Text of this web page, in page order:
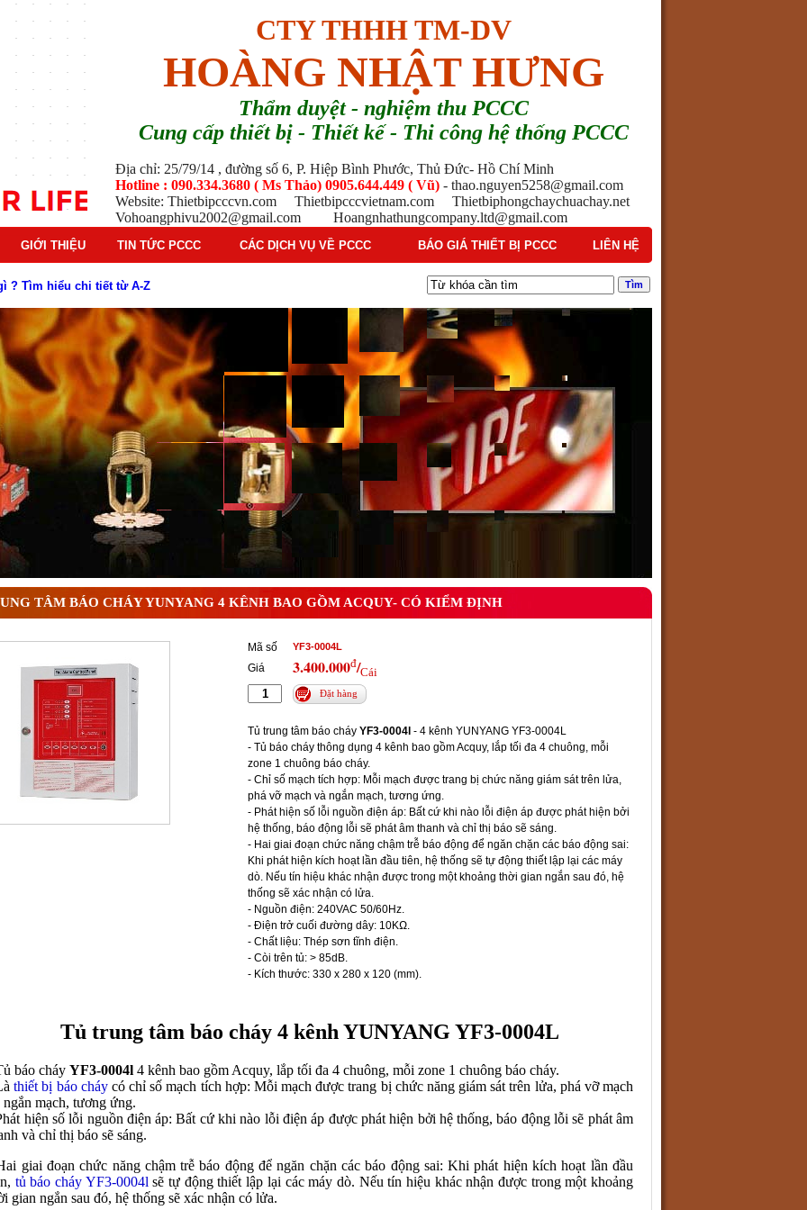
CTY THHH TM-DV
HOÀNG NHẬT HƯNG
Thẩm duyệt - nghiệm thu PCCC
Cung cấp thiết bị - Thiết kế - Thi công hệ thống PCCC
Địa chỉ: 25/79/14 , đường số 6, P. Hiệp Bình Phước, Thủ Đức- Hồ Chí Minh
Hotline : 090.334.3680 ( Ms Thảo) 0905.644.449 ( Vũ) - thao.nguyen5258@gmail.com
Website: Thietbipcccvn.com Thietbipcccvietnam.com Thietbiphongchaychuachay.net
Vohoangphivu2002@gmail.com Hoangnhathungcompany.ltd@gmail.com
GIỚI THIỆU TIN TỨC PCCC CÁC DỊCH VỤ VỀ PCCC BÁO GIÁ THIẾT BỊ PCCC LIÊN HỆ
báo cháy Hochiki cho công trình
động của báo cháy Horing
báo cháy Horing hiện nay
phổ biến trên thị trường
tác dụng gì trong tình huống khẩn cấp hiệu quả
trong hệ thống sprinkler tự động
nguyên lý hoạt động và ứng dụng thực tế
và nguyên lý hoạt động chi tiết
? Tìm hiểu chi tiết từ A-Z
TÂM BÁO CHÁY YUNYANG 4 KÊNH BAO GỒM ACQUY- CÓ KIỂM ĐỊNH
Mã số YF3-0004L
Giá 3.400.000đ/Cái
Đặt hàng
Tủ trung tâm báo cháy YF3-0004l - 4 kênh YUNYANG YF3-0004L
- Tủ báo cháy thông dụng 4 kênh bao gồm Acquy, lắp tối đa 4 chuông, mỗi
zone 1 chuông báo cháy.
- Chỉ số mạch tích hợp: Mỗi mạch được trang bị chức năng giám sát trên lửa,
phá vỡ mạch và ngắn mạch, tương ứng.
- Phát hiện số lỗi nguồn điện áp: Bất cứ khi nào lỗi điện áp được phát hiện bởi
hệ thống, báo động lỗi sẽ phát âm thanh và chỉ thị báo sẽ sáng.
- Hai giai đoạn chức năng chậm trễ báo động để ngăn chặn các báo động sai:
Khi phát hiện kích hoạt lần đầu tiên, hệ thống sẽ tự động thiết lập lại các máy
dò. Nếu tín hiệu khác nhận được trong một khoảng thời gian ngắn sau đó, hệ
thống sẽ xác nhận có lửa.
- Nguồn điện: 240VAC 50/60Hz.
- Điện trở cuối đường dây: 10KΩ.
- Chất liệu: Thép sơn tĩnh điện.
- Còi trên tủ: > 85dB.
- Kích thước: 330 x 280 x 120 (mm).
Tủ trung tâm báo cháy 4 kênh YUNYANG YF3-0004L
báo cháy YF3-0004l 4 kênh bao gồm Acquy, lắp tối đa 4 chuông, mỗi zone 1 chuông báo cháy.
thiết bị báo cháycó chỉ số mạch tích hợp: Mỗi mạch được trang bị chức năng giám sát trên lửa, phá vỡ mạch
ngắn mạch, tương ứng.
hiện số lỗi nguồn điện áp: Bất cứ khi nào lỗi điện áp được phát hiện bởi hệ thống, báo động lỗi sẽ phát âm
và chỉ thị báo sẽ sáng.
giai đoạn chức năng chậm trễ báo động để ngăn chặn các báo động sai: Khi phát hiện kích hoạt lần đầu
tủ báo cháy YF3-0004l sẽ tự động thiết lập lại các máy dò. Nếu tín hiệu khác nhận được trong một khoảng
gian ngắn sau đó, hệ thống sẽ xác nhận có lửa.